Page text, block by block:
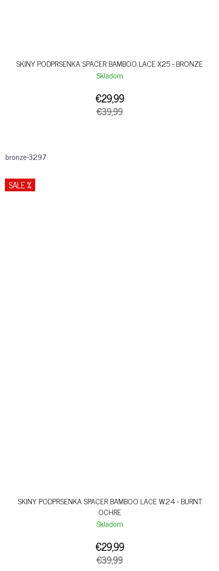
SKINY PODPRSENKA SPACER BAMBOO LACE X25 - BRONZE
Skladom
€29,99
€39,99
bronze-3297
SALE %
SKINY PODPRSENKA SPACER BAMBOO LACE W24 - BURNT
OCHRE
Skladom
€29,99
€39,99